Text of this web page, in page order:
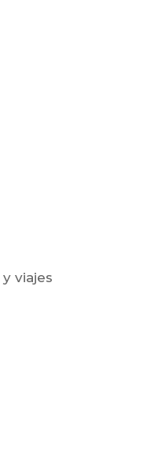
viajes